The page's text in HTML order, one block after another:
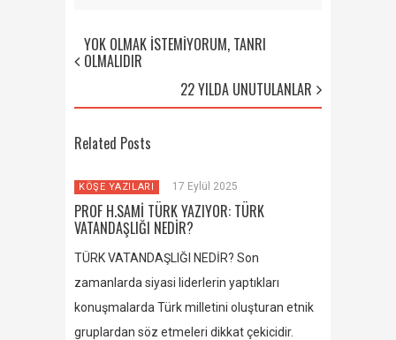
YOK OLMAK İSTEMİYORUM, TANRI
OLMALIDIR
22 YILDA UNUTULANLAR
Related Posts
KÖŞE YAZILARI 17 Eylül 2025
PROF H.SAMİ TÜRK YAZIYOR: TÜRK
VATANDAŞLIĞI NEDİR?
TÜRK VATANDAŞLIĞI NEDİR? Son
zamanlarda siyasi liderlerin yaptıkları
konuşmalarda Türk milletini oluşturan etnik
gruplardan söz etmeleri dikkat çekicidir.